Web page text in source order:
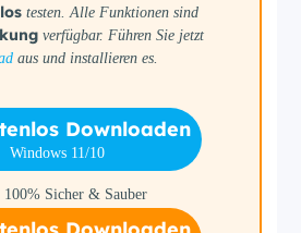
testen. Alle Funktionen sind
verfügbar. Führen Sie jetzt
aus und installieren es.
Downloaden
Windows 11/10
100% Sicher & Sauber